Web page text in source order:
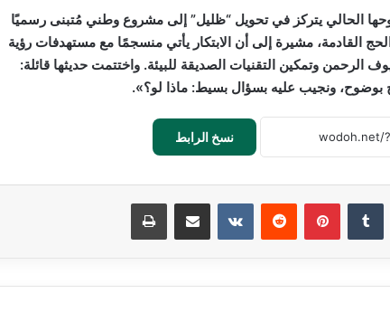
الحالي يتركز في تحويل “ظليل” إلى مشروع وطني مُتبنى رسميًا
القادمة، مشيرة إلى أن الابتكار يأتي منسجمًا مع مستهدفات رؤية
ضيوف الرحمن وتمكين التقنيات الصديقة للبيئة. واختتمت حديثها قائلة:
بوضوح، ونجيب عليه بسؤال بسيط: ماذا لو؟».
نسخ الرابط
لينكدإن بينتيريست